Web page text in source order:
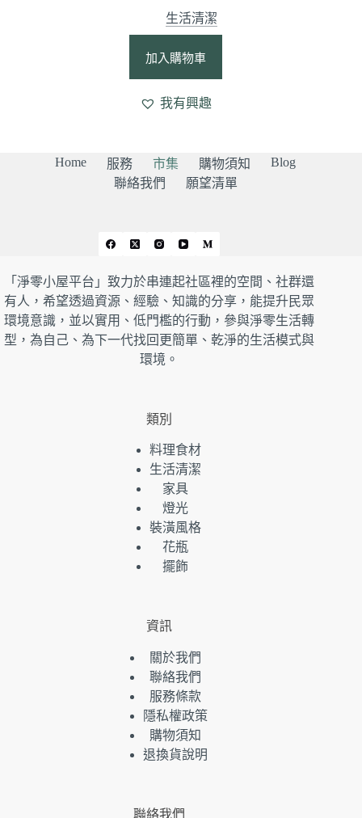
生活清潔
加入購物車
我有興趣
Home 服務 市集 購物須知
Blog
聯絡我們
願望清單
「淨零小屋平台」致力於串連起社區裡的空間、社群還
有人，希望透過資源、經驗、知識的分享，能提升民眾
環境意識，並以實用、低門檻的行動，參與淨零生活轉
型，為自己、為下一代找回更簡單、乾淨的生活模式與
環境。
類別
料理食材
生活清潔
家具
燈光
裝潢風格
花瓶
擺飾
資訊
關於我們
聯絡我們
服務條款
隱私權政策
購物須知
退換貨說明
聯絡我們